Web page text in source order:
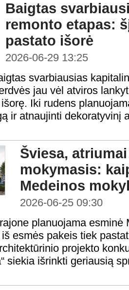
Baigtas
remonto etapas:
pastato išorė
2026-06-29 13:25
svarbiausias
jau vėl atviros
Iki rudens
ir atnaujinti dekoratyvinį
Šviesa,
mokymasis:
Medeinos
2026-06-25 09:30
planuojama esminė
esmės pakeis tiek
projekto
siekia išrinkti geriausią